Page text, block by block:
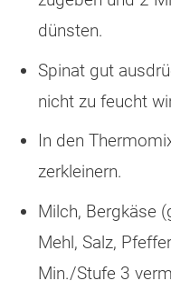
dünsten.
Spinat gut
nicht zu feucht
In den
zerkleinern.
Milch, Bergkäse
Mehl, Salz,
Min./Stufe 3